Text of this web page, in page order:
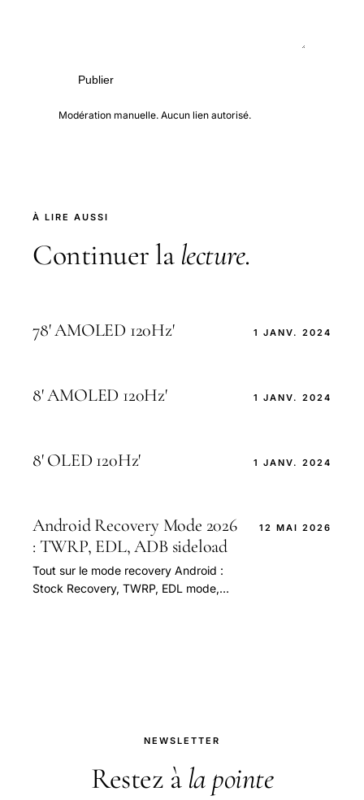
Publier
Modération manuelle. Aucun lien autorisé.
À LIRE AUSSI
Continuer la lecture.
78' AMOLED 120Hz' 1 JANV. 2024
8' AMOLED 120Hz' 1 JANV. 2024
8' OLED 120Hz' 1 JANV. 2024
Android Recovery Mode 2026
: TWRP, EDL, ADB sideload
Tout sur le mode recovery Android :
Stock Recovery, TWRP, EDL mode,
12 MAI 2026
NEWSLETTER
Restez à la pointe